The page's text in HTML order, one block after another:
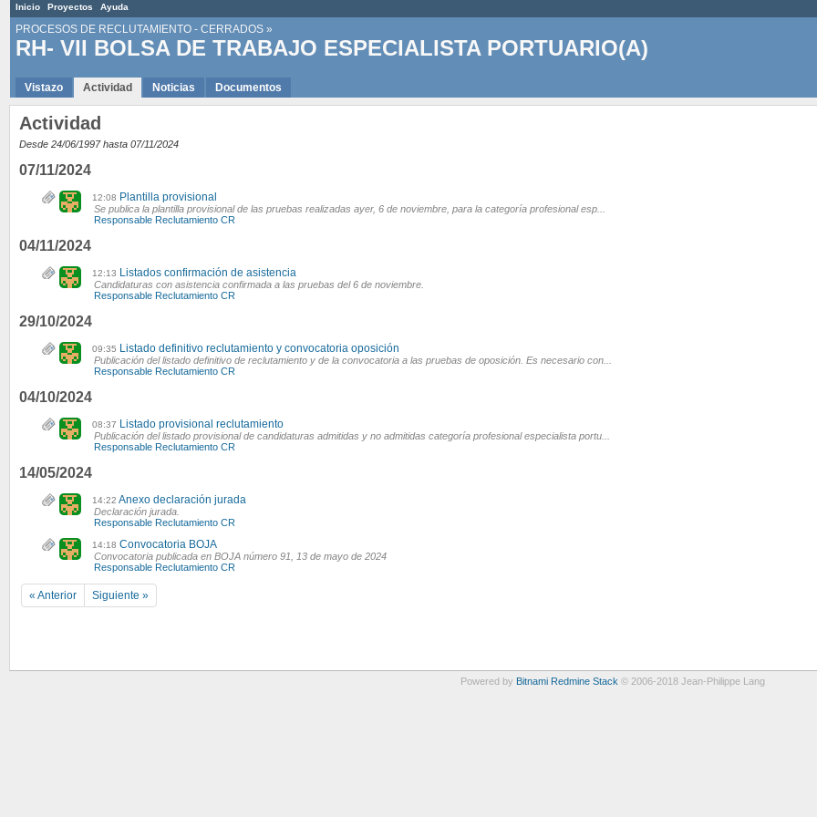
Inicio Proyectos Ayuda
PROCESOS DE RECLUTAMIENTO - CERRADOS »
RH- VII BOLSA DE TRABAJO ESPECIALISTA PORTUARIO(A)
Vistazo Actividad Noticias Documentos
Actividad
Desde 24/06/1997 hasta 07/11/2024
07/11/2024
12:08 Plantilla provisional
Se publica la plantilla provisional de las pruebas realizadas ayer, 6 de noviembre, para la categoría profesional esp...
Responsable Reclutamiento CR
04/11/2024
12:13 Listados confirmación de asistencia
Candidaturas con asistencia confirmada a las pruebas del 6 de noviembre.
Responsable Reclutamiento CR
29/10/2024
09:35 Listado definitivo reclutamiento y convocatoria oposición
Publicación del listado definitivo de reclutamiento y de la convocatoria a las pruebas de oposición. Es necesario con...
Responsable Reclutamiento CR
04/10/2024
08:37 Listado provisional reclutamiento
Publicación del listado provisional de candidaturas admitidas y no admitidas categoría profesional especialista portu...
Responsable Reclutamiento CR
14/05/2024
14:22 Anexo declaración jurada
Declaración jurada.
Responsable Reclutamiento CR
14:18 Convocatoria BOJA
Convocatoria publicada en BOJA número 91, 13 de mayo de 2024
Responsable Reclutamiento CR
« Anterior Siguiente »
Powered by Bitnami Redmine Stack © 2006-2018 Jean-Philippe Lang